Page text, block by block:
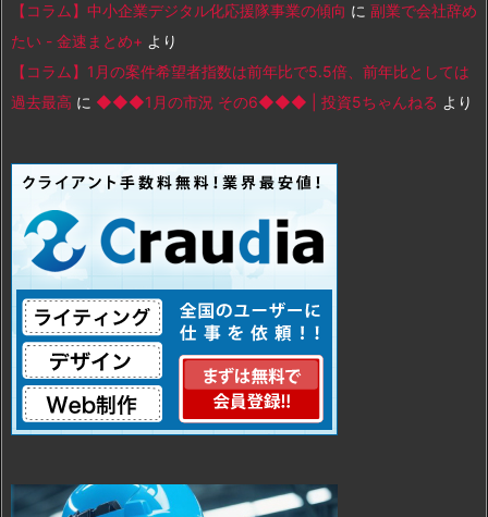
【コラム】中小企業デジタル化応援隊事業の傾向 に 副業で会社辞め
たい - 金速まとめ+ より
【コラム】1月の案件希望者指数は前年比で5.5倍、前年比としては
過去最高 に ◆◆◆1月の市況 その6◆◆◆ | 投資5ちゃんねる より